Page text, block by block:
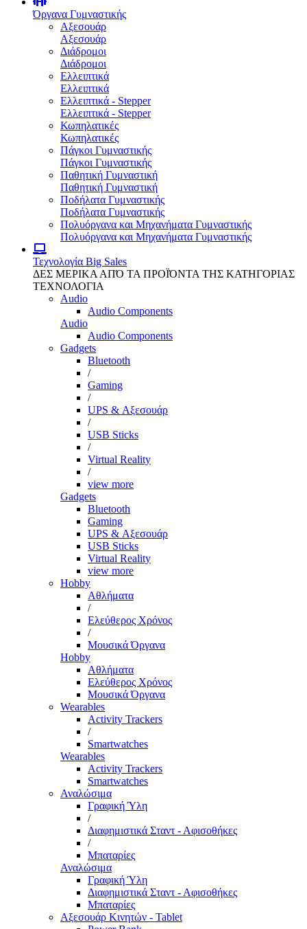
Όργανα Γυμναστικής
Αξεσουάρ
Αξεσουάρ
Διάδρομοι
Διάδρομοι
Ελλειπτικά
Ελλειπτικά
Ελλειπτικά - Stepper
Ελλειπτικά - Stepper
Κωπηλατικές
Κωπηλατικές
Πάγκοι Γυμναστικής
Πάγκοι Γυμναστικής
Παθητική Γυμναστική
Παθητική Γυμναστική
Ποδήλατα Γυμναστικής
Ποδήλατα Γυμναστικής
Πολυόργανα και Μηχανήματα Γυμναστικής
Πολυόργανα και Μηχανήματα Γυμναστικής
Τεχνολογία Big Sales
ΔΕΣ ΜΕΡΙΚΑ ΑΠΌ ΤΑ ΠΡΟΪΌΝΤΑ ΤΗΣ ΚΑΤΗΓΟΡΙΑΣ
ΤΕΧΝΟΛΟΓΙΑ
Audio
Audio Components
Audio
Audio Components
Gadgets
Bluetooth
/
Gaming
/
UPS & Αξεσουάρ
/
USB Sticks
/
Virtual Reality
/
view more
Gadgets
Bluetooth
Gaming
UPS & Αξεσουάρ
USB Sticks
Virtual Reality
view more
Hobby
Αθλήματα
/
Ελεύθερος Χρόνος
/
Μουσικά Όργανα
Hobby
Αθλήματα
Ελεύθερος Χρόνος
Μουσικά Όργανα
Wearables
Activity Trackers
/
Smartwatches
Wearables
Activity Trackers
Smartwatches
Αναλώσιμα
Γραφική Ύλη
/
Διαφημιστικά Σταντ - Αφισοθήκες
/
Μπαταρίες
Αναλώσιμα
Γραφική Ύλη
Διαφημιστικά Σταντ - Αφισοθήκες
Μπαταρίες
Αξεσουάρ Κινητών - Tablet